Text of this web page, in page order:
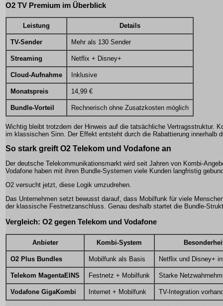
O2 TV Premium im Überblick
Leistung Details
TV-Sender Mehr als 130 Sender
Streaming Netflix + Disney+
Cloud-Aufnahme Inklusive
Monatspreis 14,99 €
Bundle-Vorteil Rechnerisch ohne Zusatzkosten möglich
Wichtig bleibt trotzdem der Hinweis auf die tatsächliche Vertragsstruktur.
im klassischen Sinn. Der Effekt entsteht durch die Rabattierung innerhalb
So stark greift O2 Telekom und Vodafone an
Der deutsche Telekommunikationsmarkt wird seit Jahren von Kombi-
Vodafone haben mit ihren Bundle-Systemen viele Kunden langfristig
O2 versucht jetzt, diese Logik umzudrehen.
Das Unternehmen setzt bewusst darauf, dass Mobilfunk für viele
der klassische Festnetzanschluss. Genau deshalb startet die Bundle-
Vergleich: O2 gegen Telekom und Vodafone
Anbieter Kombi-System
O2 Plus Bundles Mobilfunk als Basis Netflix und Disney+
Telekom MagentaEINS Festnetz + Mobilfunk Starke
Vodafone GigaKombi Internet + Mobilfunk TV-Integration